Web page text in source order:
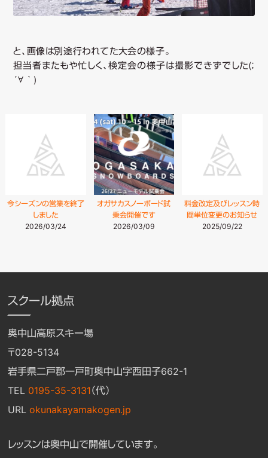
と、画像は別途行われてた大会の様子。
担当者またもや忙しく、検定会の様子は撮影できずでした(；
´∀｀)
今シーズンの営業を終了
しました
2026/03/24
オガサカスノーボード試
乗会開催です
2026/03/09
料金改定及びレッスン時
間単位変更のお知らせ
2025/09/22
スクール拠点
奥中山高原スキー場
〒028-5134
岩手県二戸郡一戸町奥中山字西田子662-1
TEL 0195-35-3131（代）
URLokunakayamakogen.jp
レッスンは奥中山で開催しています。